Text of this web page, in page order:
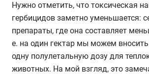
Нужно отметить, что токсическая
гербицидов заметно уменьшается:
препараты, где она составляет
е. на один гектар мы можем
одну полулетальную дозу для
животных. На мой взгляд, это